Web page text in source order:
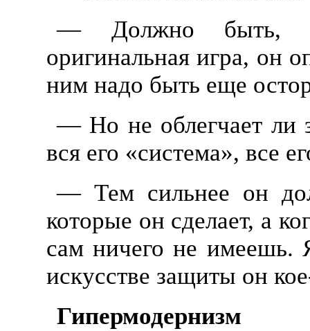
— Должно быть,
оригинальная игра, он
ним надо быть еще
— Но не облегчает ли
вся его «система», все
— Тем сильнее он
которые он сделает, а
сам ничего не
искусстве защиты он
Гипермодернизм